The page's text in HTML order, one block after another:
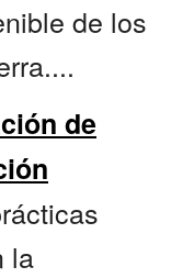
de los
de
la